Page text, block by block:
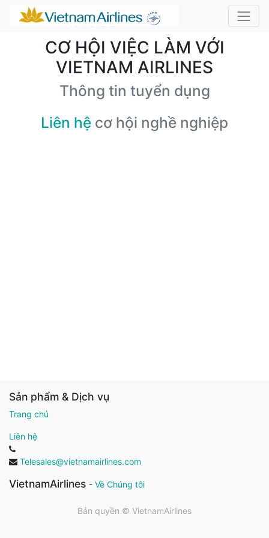
CƠ HỘI VIỆC LÀM VỚI
VIETNAM AIRLINES
Thông tin tuyển dụng
Liên hệ cơ hội nghề nghiệp
Sản phẩm & Dịch vụ
Trang chủ
Liên hệ
Telesales@vietnamairlines.com
VietnamAirlines - Về Chúng tôi
Bản quyền © VietnamAirlines